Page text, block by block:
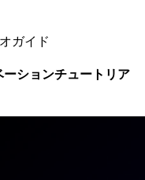
ガイド
ーションチュートリア